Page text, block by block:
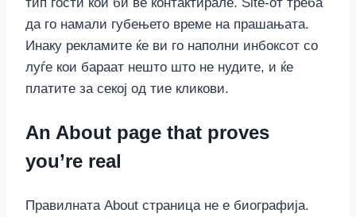
да го намали губењето време на прашањата.
Инаку рекламите ќе ви го наполни инбоксот со
луѓе кои бараат нешто што не нудите, и ќе
платите за секој од тие кликови.
An About page that proves
you’re real
Правилната About страница не е биографија.